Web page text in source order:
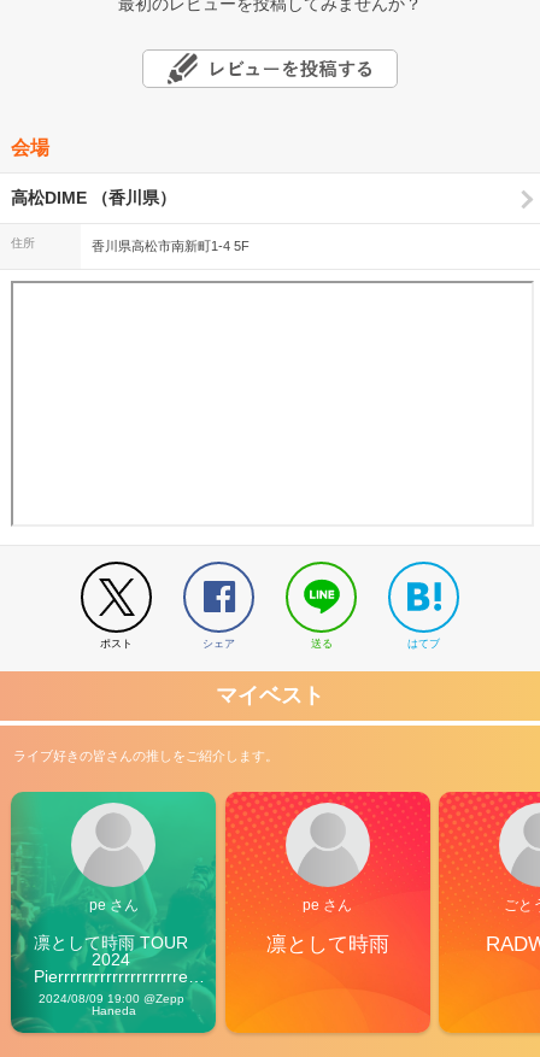
最初のレビューを投稿してみませんか？
会場
高松DIME （香川県）
住所 香川県高松市南新町1-4 5F
ポスト シェア 送る はてブ
マイベスト
ライブ好きの皆さんの推しをご紹介します。
pe さん
凛として時雨 TOUR
2024
Pierrrrrrrrrrrrrrrrrrrre
Vibes
2024/08/09 19:00 @Zepp
Haneda
pe さん
凛として時雨
ごと